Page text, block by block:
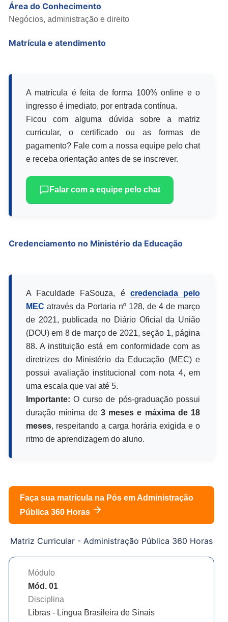
Área do Conhecimento
Negócios, administração e direito
Matrícula e atendimento
A matrícula é feita de forma 100% online e o
ingresso é imediato, por entrada contínua.
Ficou com alguma dúvida sobre a matriz
curricular, o certificado ou as formas de
pagamento? Fale com a nossa equipe pelo chat
e receba orientação antes de se inscrever.
Falar com a equipe pelo chat
Credenciamento no Ministério da Educação
A Faculdade FaSouza, é credenciada pelo
MEC através da Portaria nº 128, de 4 de março
de 2021, publicada no Diário Oficial da União
(DOU) em 8 de março de 2021, seção 1, página
88. A instituição está em conformidade com as
diretrizes do Ministério da Educação (MEC) e
possui avaliação institucional com nota 4, em
uma escala que vai até 5.
Importante: O curso de pós-graduação possui
duração mínima de 3 meses e máxima de 18
meses, respeitando a carga horária exigida e o
ritmo de aprendizagem do aluno.
Faça sua matrícula na Pós emAdministração
Pública 360 Horas
Matriz Curricular - Administração Pública 360 Horas
Módulo
Mód. 01
Disciplina
Libras - Língua Brasileira de Sinais